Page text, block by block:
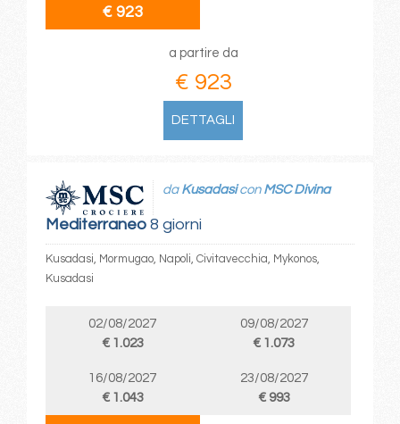
€ 923
a partire da
€ 923
DETTAGLI
Mediterraneo8 giorni
da Kusadasicon MSC Divina
Kusadasi, Mormugao, Napoli, Civitavecchia, Mykonos,
Kusadasi
02/08/2027
€ 1.023
09/08/2027
€ 1.073
16/08/2027
€ 1.043
23/08/2027
€ 993